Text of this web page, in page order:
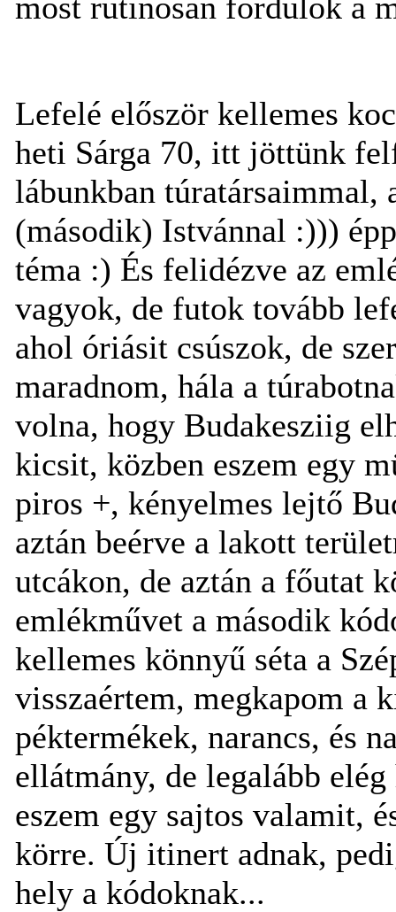
Lefelé először kellemes
heti Sárga 70, itt jöttünk
lábunkban
(második) Istvánnal :)))
téma :) És felidézve az
vagyok, de futok tovább
ahol óriásit csúszok, de
maradnom, hála a
volna, hogy Budakesziig
kicsit, közben eszem egy
piros +, kényelmes lejtő
aztán beérve a lakott
utcákon, de aztán a főutat
emlékművet a második
kellemes könnyű séta a
visszaértem, megkapom a
péktermékek, narancs, és
ellátmány, de legalább
eszem egy sajtos valamit,
körre. Új itinert adnak,
hely a kódoknak...